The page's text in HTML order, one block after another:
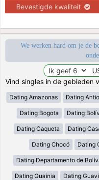
Bevestigde kwaliteit
We werken hard om je de
Vind singles in de gebieden
Dating Amazonas Dating
Dating Bogota Dating
Dating Caqueta Dating
Dating Chocó Dating
Dating Departamento de
Dating Guainia Dating